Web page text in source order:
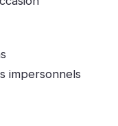
impersonnels